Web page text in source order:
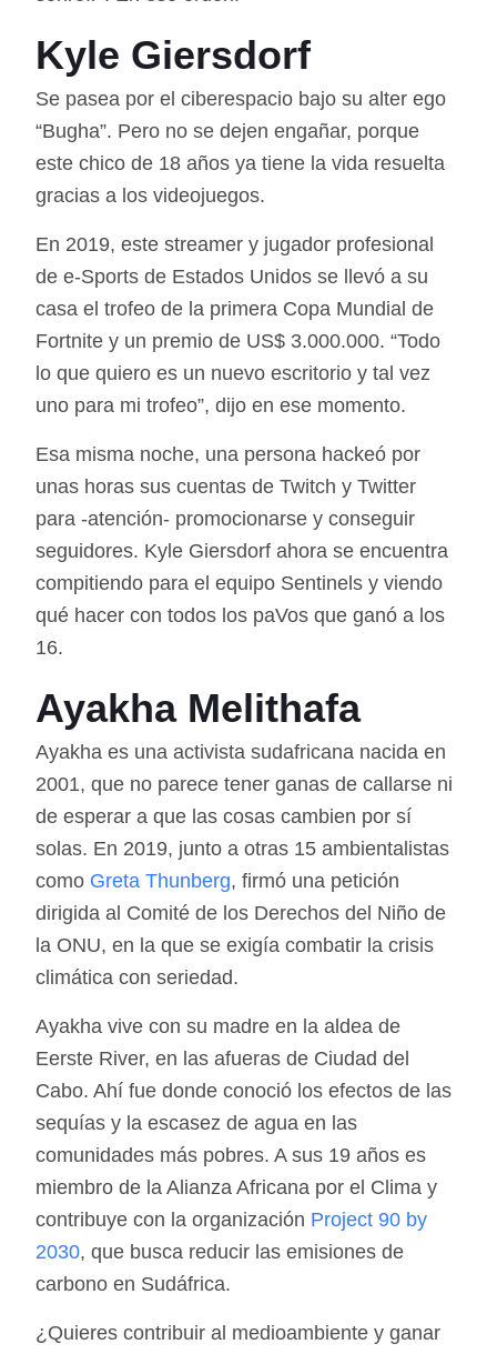
Kyle Giersdorf
Se pasea por el ciberespacio bajo su alter ego
“Bugha”. Pero no se dejen engañar, porque
este chico de 18 años ya tiene la vida resuelta
gracias a los videojuegos.
En 2019, este streamer y jugador profesional
de e-Sports de Estados Unidos se llevó a su
casa el trofeo de la primera Copa Mundial de
Fortnite y un premio de US$ 3.000.000. “Todo
lo que quiero es un nuevo escritorio y tal vez
uno para mi trofeo”, dijo en ese momento.
Esa misma noche, una persona hackeó por
unas horas sus cuentas de Twitch y Twitter
para -atención- promocionarse y conseguir
seguidores. Kyle Giersdorf ahora se encuentra
compitiendo para el equipo Sentinels y viendo
qué hacer con todos los paVos que ganó a los
16.
Ayakha Melithafa
Ayakha es una activista sudafricana nacida en
2001, que no parece tener ganas de callarse ni
de esperar a que las cosas cambien por sí
solas. En 2019, junto a otras 15 ambientalistas
como Greta Thunberg, firmó una petición
dirigida al Comité de los Derechos del Niño de
la ONU, en la que se exigía combatir la crisis
climática con seriedad.
Ayakha vive con su madre en la aldea de
Eerste River, en las afueras de Ciudad del
Cabo. Ahí fue donde conoció los efectos de las
sequías y la escasez de agua en las
comunidades más pobres. A sus 19 años es
miembro de la Alianza Africana por el Clima y
contribuye con la organización Project 90 by
2030, que busca reducir las emisiones de
carbono en Sudáfrica.
¿Quieres contribuir al medioambiente y ganar